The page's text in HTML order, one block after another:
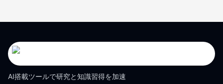
AI搭載ツールで研究と知識習得を加速